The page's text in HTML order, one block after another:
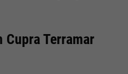
Cupra Terramar